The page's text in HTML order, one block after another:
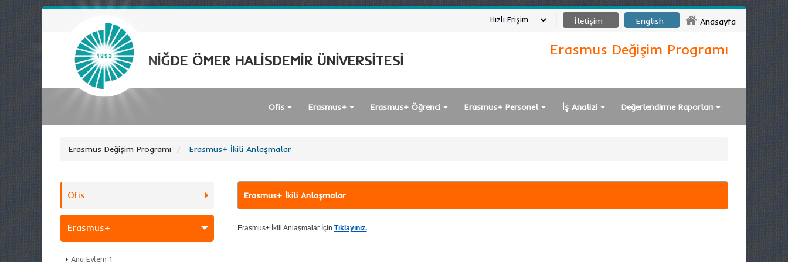
Anasayfa
English
İletişim
Hızlı Erişim
NİĞDE ÖMER HALİSDEMİR ÜNİVERSİTESİ
Erasmus Değişim Programı
Ofis Erasmus+ Erasmus+ Öğrenci Erasmus+ Personel İş Analizi Değerlendirme Raporları
Erasmus Değişim Programı Erasmus+ İkili Anlaşmalar
Ofis
Erasmus+
Ana Eylem 1
Erasmus+ İkili Anlaşmalar
Erasmus+ İkili Anlaşmalar İçin Tıklayınız.